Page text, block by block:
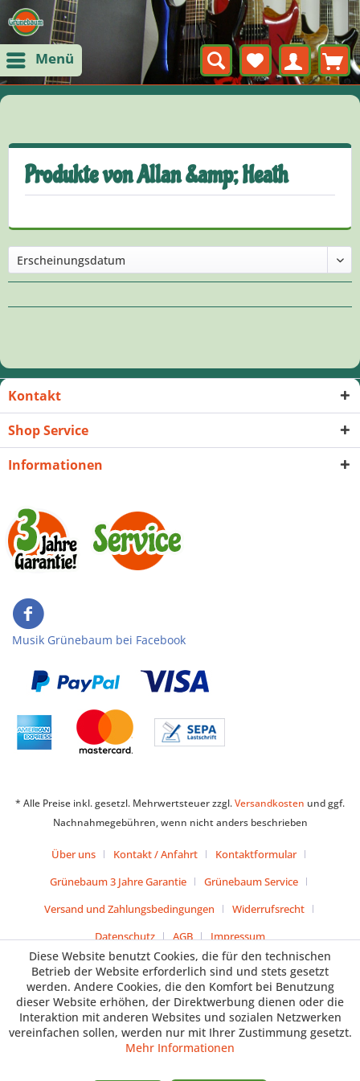
Menü
Produkte von Allan &amp; Heath
Kontakt
Shop Service
Informationen
Musik Grünebaum bei Facebook
* Alle Preise inkl. gesetzl. Mehrwertsteuer zzgl.Versandkosten und ggf.
Nachnahmegebühren, wenn nicht anders beschrieben
Über uns Kontakt / Anfahrt
Kontaktformular
Grünebaum 3 Jahre Garantie
Grünebaum Service
Versand und Zahlungsbedingungen
Widerrufsrecht
Datenschutz
AGB Impressum
Diese Website benutzt Cookies, die für den technischen
Betrieb der Website erforderlich sind und stets gesetzt
werden. Andere Cookies, die den Komfort bei Benutzung
dieser Website erhöhen, der Direktwerbung dienen oder die
Interaktion mit anderen Websites und sozialen Netzwerken
vereinfachen sollen, werden nur mit Ihrer Zustimmung gesetzt.
Mehr Informationen